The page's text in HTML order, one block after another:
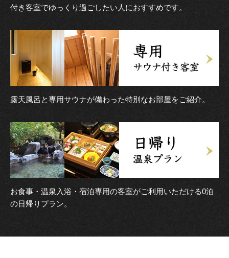
付き客室でゆっくり過ごしたい人におすすめです。
露天風呂と専用サウナが備わった特別なお部屋をご紹介。
お食事・温泉入浴・宿泊専用の客室がご利用いただける0泊
の日帰りプラン。